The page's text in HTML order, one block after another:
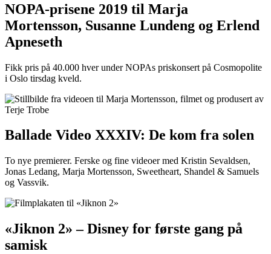
NOPA-prisene 2019 til Marja
Mortensson, Susanne Lundeng og Erlend
Apneseth
Fikk pris på 40.000 hver under NOPAs priskonsert på Cosmopolite
i Oslo tirsdag kveld.
Ballade Video XXXIV: De kom fra solen
To nye premierer. Ferske og fine videoer med Kristin Sevaldsen,
Jonas Ledang, Marja Mortensson, Sweetheart, Shandel & Samuels
og Vassvik.
«Jiknon 2» – Disney for første gang på
samisk